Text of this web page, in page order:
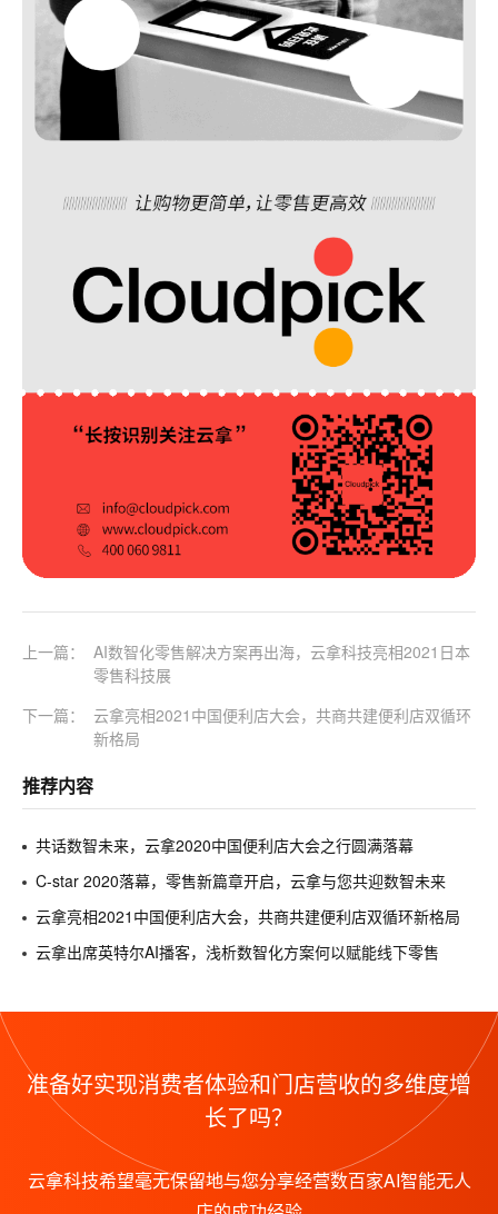
上一篇：
AI数智化零售解决方案再出海，云拿科技亮相2021日本
零售科技展
下一篇：
云拿亮相2021中国便利店大会，共商共建便利店双循环
新格局
推荐内容
共话数智未来，云拿2020中国便利店大会之行圆满落幕
C-star 2020落幕，零售新篇章开启，云拿与您共迎数智未来
云拿亮相2021中国便利店大会，共商共建便利店双循环新格局
云拿出席英特尔AI播客，浅析数智化方案何以赋能线下零售
准备好实现消费者体验和门店营收的多维度增
长了吗？
云拿科技希望毫无保留地与您分享经营数百家AI智能无人